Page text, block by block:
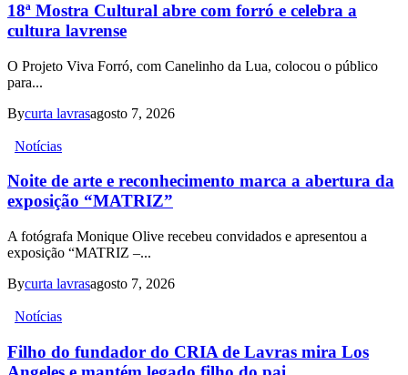
18ª Mostra Cultural abre com forró e celebra a
cultura lavrense
O Projeto Viva Forró, com Canelinho da Lua, colocou o público
para...
Bycurta lavrasagosto 7, 2026
Notícias
Noite de arte e reconhecimento marca a abertura da
exposição “MATRIZ”
A fotógrafa Monique Olive recebeu convidados e apresentou a
exposição “MATRIZ –...
Bycurta lavrasagosto 7, 2026
Notícias
Filho do fundador do CRIA de Lavras mira Los